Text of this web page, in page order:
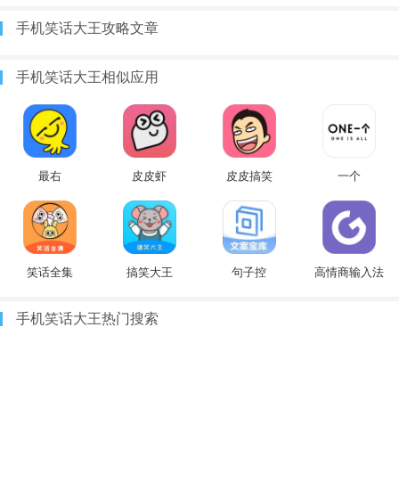
手机笑话大王攻略文章
手机笑话大王相似应用
最右 皮皮虾 皮皮搞笑 一个
笑话全集 搞笑大王 句子控 高情商输入法
手机笑话大王热门搜索